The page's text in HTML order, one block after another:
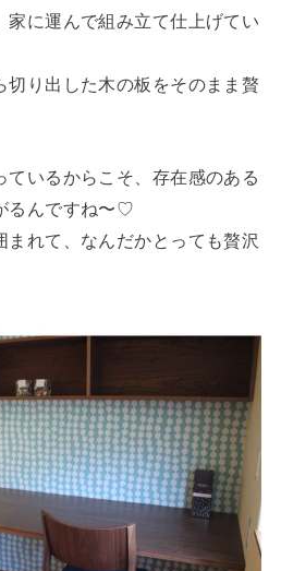
家に運んで組み立て仕上げてい
切り出した木の板をそのまま贅
ているからこそ、存在感のある
るんですね〜♡
まれて、なんだかとっても贅沢